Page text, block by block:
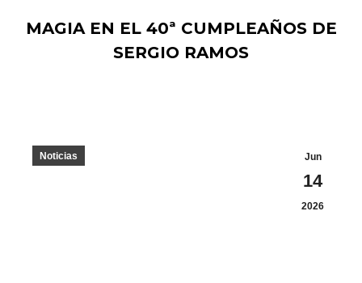
MAGIA EN EL 40ª CUMPLEAÑOS DE
SERGIO RAMOS
Jun
14
2026
Noticias